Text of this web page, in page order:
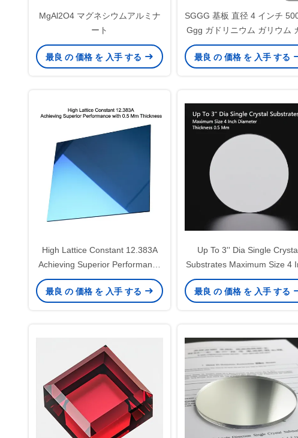
MgAl2O4 マグネシウムアルミナ
ート
最良 の 価格 を 入手 する
SGGG 基板 直径 4 インチ
Ggg ガドリニウム ガリウム
ネット基板
最良 の 価格 を 入手 する
High Lattice Constant 12.383A
Achieving Superior Performance
with 0.5 Mm Thickness
最良 の 価格 を 入手 する
Up To 3'' Dia Single
Substrates Maximum Size 4
Diameter Thickness 0.5
最良 の 価格 を 入手 する